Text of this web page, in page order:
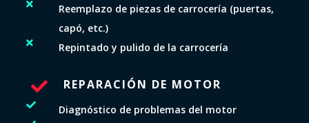

Reemplazo de piezas de carrocería (puertas,
capó, etc.)
 Repintado y pulido de la carrocería
 REPARACIÓN DE MOTOR
 Diagnóstico de problemas del motor